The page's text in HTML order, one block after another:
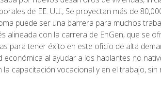
de EE. UU., Se proyectan más de
puede ser una barrera para muchos
alineada con la carrera de EnGen, que se
para tener éxito en este oficio de alta
al ayudar a los hablantes no
capacitación vocacional y en el trabajo, sin